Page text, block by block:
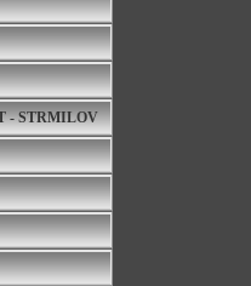
- STRMILOV